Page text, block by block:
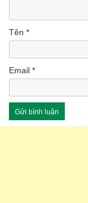
Tên *
Email *